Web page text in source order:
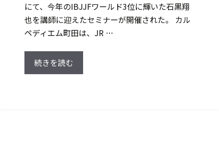
にて、今年のIBJJFワールド3位に輝いた石黒翔
也を講師に迎えたセミナーが開催された。 カル
ペディエム町田は、JR …
続きを読む